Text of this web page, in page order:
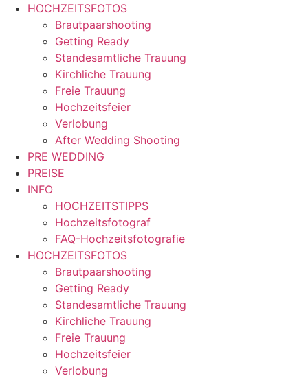
Zum
springen
HOCHZEITSFOTOS
Brautpaarshooting
Getting Ready
Standesamtliche Trauung
Kirchliche Trauung
Freie Trauung
Hochzeitsfeier
Verlobung
After Wedding Shooting
PRE WEDDING
PREISE
INFO
HOCHZEITSTIPPS
Hochzeitsfotograf
FAQ-Hochzeitsfotografie
HOCHZEITSFOTOS
Brautpaarshooting
Getting Ready
Standesamtliche Trauung
Kirchliche Trauung
Freie Trauung
Hochzeitsfeier
Verlobung